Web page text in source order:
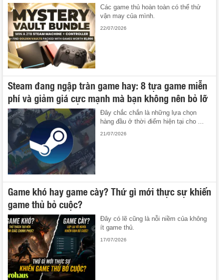
Các game thủ hoàn toàn có thể thử
vận may của mình.
22/07/2026
Steam đang ngập tràn game hay: 8 tựa game miễn
phí và giảm giá cực mạnh mà bạn không nên bỏ lỡ
Đây chắc chắn là những lựa chọn
hàng đầu ở thời điểm hiện tại cho ...
21/07/2026
Game khó hay game cày? Thứ gì mới thực sự khiến
game thủ bỏ cuộc?
Đây có lẽ cũng là nỗi niềm của không
ít game thủ.
17/07/2026